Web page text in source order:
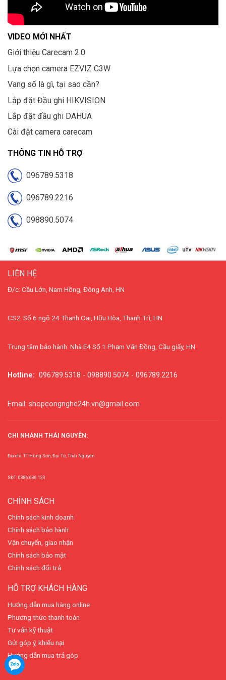
VIDEO MỚI NHẤT
Giới thiệu Carecam 2.0
Lựa chọn camera EZVIZ C3W
Vang số là gì, tại sao cần?
Lắp đặt Đầu ghi HIKVISION
Lắp đặt đầu ghi DAHUA
Cài đặt camera carecam
THÔNG TIN HỖ TRỢ
096789.5318
096789.2216
098890.5074
LIÊN HỆ
Đ/c: Cầu Lớn, Nam Hồng, Đông Anh, HN
CS2: Số 6 ngõ 24 Thanh Oai, Hữu Hòa, Thanh Trì, HN
Trung tâm bảo hành: Nhà E4 Số 1 Phạm Văn Đồng, Cầu giấy, HN
Hotline: 096789.5318 - 098890.5074 - 096789.2216
Email: shopcongnghe24h.vn@gmail.com
CHI NHÁNH THÁI NGUYÊN:
Địa chỉ: TT Hùng Sơn, Đại Từ, Thái Nguyên
SĐT: 0386 636 123
CHÍNH SÁCH
Chính sách kinh doanh
Chính sách bảo hành
Vận chuyển, giao nhận
Chính sách bảo mật
Chính sách đổi trả
HỖ TRỢ KHÁCH HÀNG
Hướng dẫn mua hàng online
Phương thức thanh toán
Tư vấn kỹ thuật
Gửi góp ý, khiếu nại
Hướng dẫn mua trả góp